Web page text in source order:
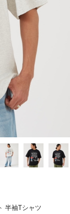
半袖Tシャツ